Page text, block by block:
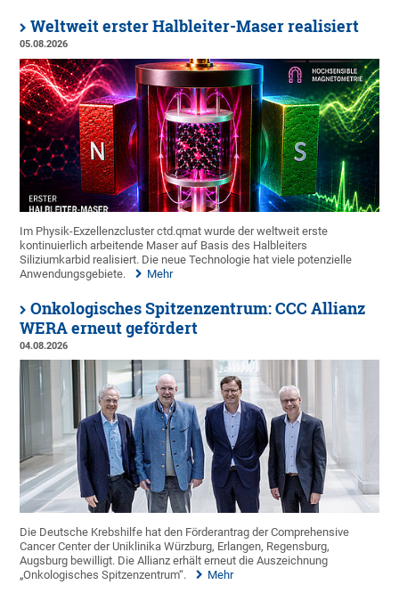
Weltweit erster Halbleiter-Maser realisiert
05.08.2026
Im Physik-Exzellenzcluster ctd.qmat wurde der weltweit erste
kontinuierlich arbeitende Maser auf Basis des Halbleiters
Siliziumkarbid realisiert. Die neue Technologie hat viele potenzielle
Anwendungsgebiete.
Mehr
Onkologisches Spitzenzentrum: CCC Allianz
WERA erneut gefördert
04.08.2026
Die Deutsche Krebshilfe hat den Förderantrag der Comprehensive
Cancer Center der Uniklinika Würzburg, Erlangen, Regensburg,
Augsburg bewilligt. Die Allianz erhält erneut die Auszeichnung
„Onkologisches Spitzenzentrum“.
Mehr